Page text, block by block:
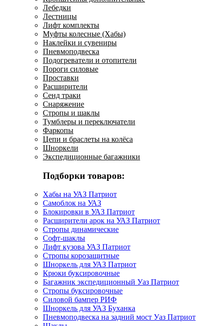
Лебедки
Лестницы
Лифт комплекты
Муфты колесные (Хабы)
Наклейки и сувениры
Пневмоподвеска
Подогреватели и отопители
Пороги силовые
Проставки
Расширители
Сенд траки
Снаряжение
Стропы и шаклы
Тумблеры и переключатели
Фаркопы
Цепи и браслеты на колёса
Шноркели
Экспедиционные багажники
Подборки товаров:
Хабы на УАЗ Патриот
Самоблок на УАЗ
Блокировки в УАЗ Патриот
Расширители арок на УАЗ Патриот
Стропы динамические
Софт-шаклы
Лифт кузова УАЗ Патриот
Стропы корозащитные
Шноркель для УАЗ Патриот
Крюки буксировочные
Багажник экспедиционный Уаз Патриот
Стропы буксировочные
Силовой бампер РИФ
Шноркель для УАЗ Буханка
Пневмоподвеска на задний мост Уаз Патриот